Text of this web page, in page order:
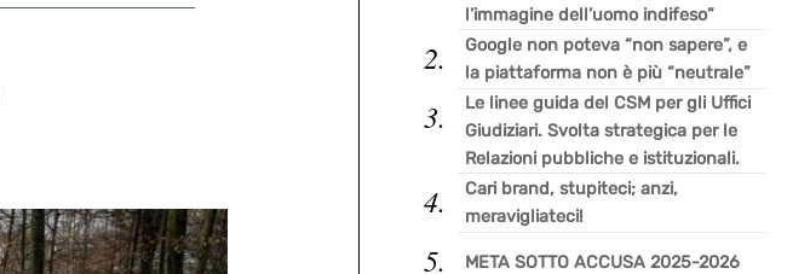
l’immagine dell’uomo indifeso”
Google non poteva “non sapere”, e
la piattaforma non è più “neutrale”
Le linee guida del CSM per gli Uffici
Giudiziari. Svolta strategica per le
Relazioni pubbliche e istituzionali.
Cari brand, stupiteci; anzi,
meravigliateci!
META SOTTO ACCUSA 2025-2026